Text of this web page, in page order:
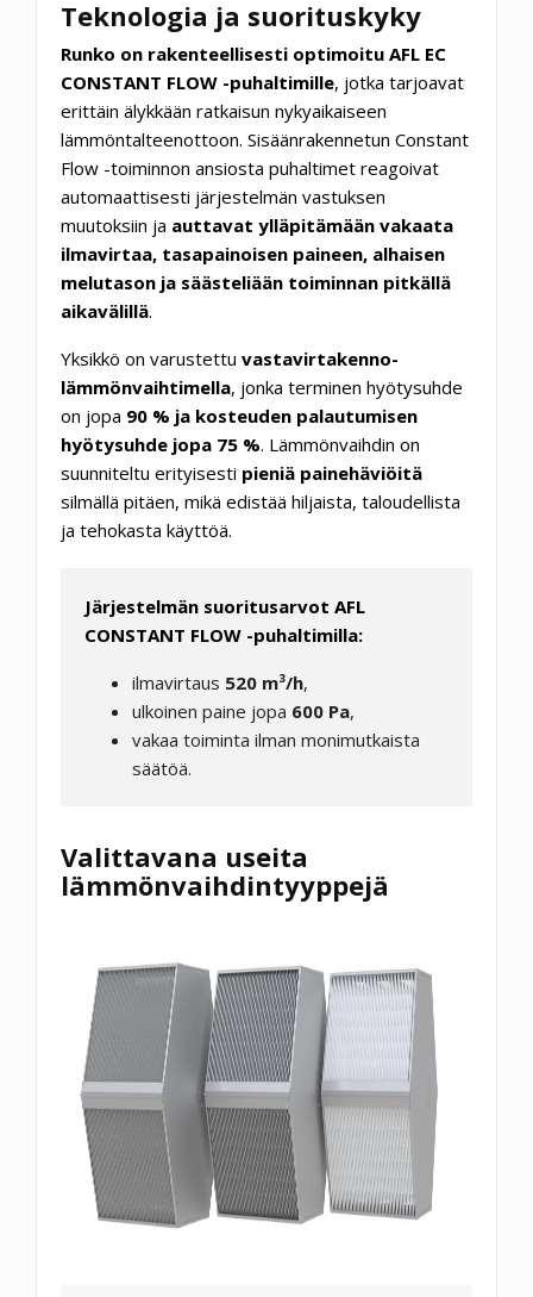
Teknologia ja suorituskyky
Runko on rakenteellisesti optimoitu AFL EC
CONSTANT FLOW -puhaltimille, jotka tarjoavat
erittäin älykkään ratkaisun nykyaikaiseen
lämmöntalteenottoon. Sisäänrakennetun Constant
Flow -toiminnon ansiosta puhaltimet reagoivat
automaattisesti järjestelmän vastuksen
muutoksiin ja auttavat ylläpitämään vakaata
ilmavirtaa, tasapainoisen paineen, alhaisen
melutason ja säästeliään toiminnan pitkällä
aikavälillä.
Yksikkö on varustettu vastavirtakenno-
lämmönvaihtimella, jonka terminen hyötysuhde
on jopa 90 % ja kosteuden palautumisen
hyötysuhde jopa 75 %. Lämmönvaihdin on
suunniteltu erityisesti pieniä painehäviöitä
silmällä pitäen, mikä edistää hiljaista, taloudellista
ja tehokasta käyttöä.
Järjestelmän suoritusarvot AFL
CONSTANT FLOW -puhaltimilla:
ilmavirtaus 520 m³/h,
ulkoinen paine jopa 600 Pa,
vakaa toiminta ilman monimutkaista
säätöä.
Valittavana useita
lämmönvaihdintyyppejä